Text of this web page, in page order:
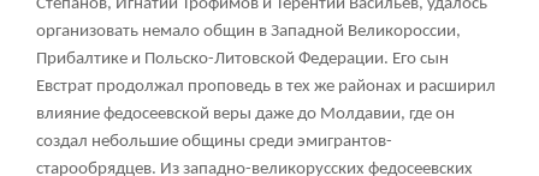
Степанов, Игнатий Трофимов и Терентий Васильев, удалось
организовать немало общин в Западной Великороссии,
Прибалтике и Польско-Литовской Федерации. Его сын
Евстрат продолжал проповедь в тех же районах и расширил
влияние федосеевской веры даже до Молдавии, где он
создал небольшие общины среди эмигрантов-
старообрядцев. Из западно-великорусских федосеевских